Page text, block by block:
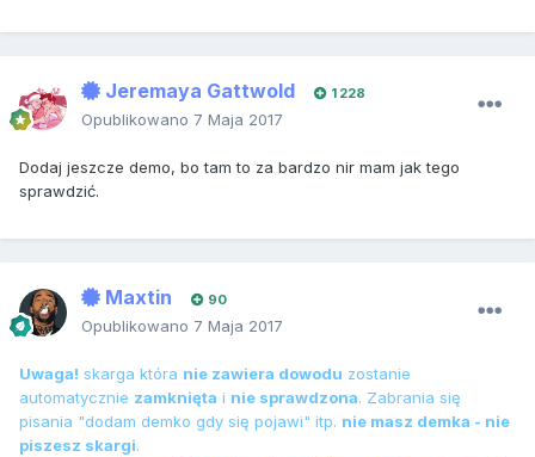
Jeremaya Gattwold 1 228
Opublikowano 7 Maja 2017
Dodaj jeszcze demo, bo tam to za bardzo nir mam jak tego
sprawdzić.
Maxtin 90
Opublikowano 7 Maja 2017
Uwaga! skarga która nie zawiera dowodu zostanie
automatycznie zamknięta i nie sprawdzona. Zabrania się
pisania "dodam demko gdy się pojawi" itp. nie masz demka - nie
piszesz skargi.